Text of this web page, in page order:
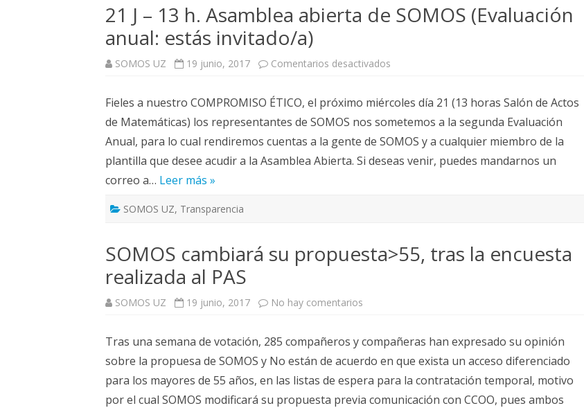
21 J – 13 h. Asamblea abierta de SOMOS (Evaluación
anual: estás invitado/a)
SOMOS UZ 19 junio, 2017 Comentarios desactivados
13
h.
Asamblea
abierta
de
SOMOS
(Evaluación
anual:
Fieles a nuestro COMPROMISO ÉTICO, el próximo miércoles día 21 (13 horas Salón de Actos
de Matemáticas) los representantes de SOMOS nos sometemos a la segunda Evaluación
Anual, para lo cual rendiremos cuentas a la gente de SOMOS y a cualquier miembro de la
plantilla que desee acudir a la Asamblea Abierta. Si deseas venir, puedes mandarnos un
correo a… Leer más »
SOMOS UZ, Transparencia
SOMOS cambiará su propuesta>55, tras la encuesta
realizada al PAS
SOMOS UZ 19 junio, 2017 No hay comentarios
propuesta>55,
tras
la
encuesta
realizada
al
PAS
Tras una semana de votación, 285 compañeros y compañeras han expresado su opinión
sobre la propuesa de SOMOS y No están de acuerdo en que exista un acceso diferenciado
para los mayores de 55 años, en las listas de espera para la contratación temporal, motivo
por el cual SOMOS modificará su propuesta previa comunicación con CCOO, pues ambos